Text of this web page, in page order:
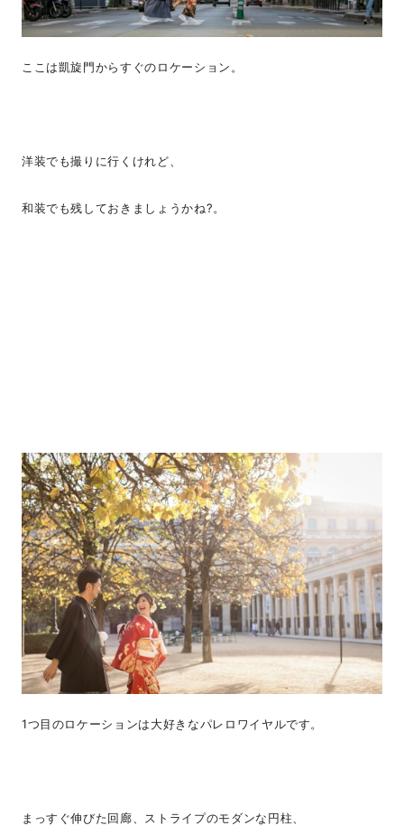
ここは凱旋門からすぐのロケーション。
洋装でも撮りに行くけれど、
和装でも残しておきましょうかね?。
1つ目のロケーションは大好きなパレロワイヤルです。
まっすぐ伸びた回廊、ストライプのモダンな円柱、